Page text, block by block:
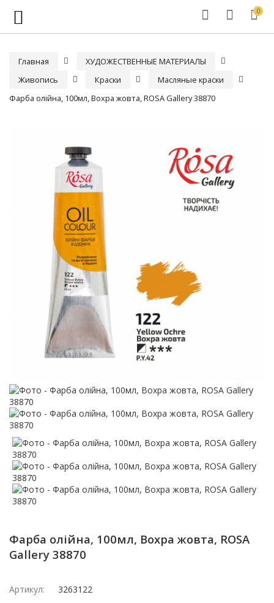
0
Главная
ХУДОЖЕСТВЕННЫЕ МАТЕРИАЛЫ
Живопись
Краски
Масляные краски
Фарба олійна, 100мл, Вохра жовта, ROSA Gallery 38870
Фарба олійна, 100мл, Вохра жовта, ROSA
Gallery 38870
Артикул:
3263122